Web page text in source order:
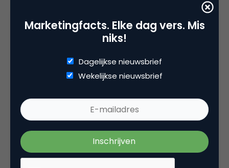
7. Google Lens
Nu we het toch over kinderen hebben. Er is
natuurlijk een kans dat de scholen weer dicht gaan
als de ‘R-factor’ blijft stijgen. Dan moeten ouders
Marketingfacts. Elke dag vers. Mis
niks!
Dagelijkse nieuwsbrief
Wekelijkse nieuwsbrief